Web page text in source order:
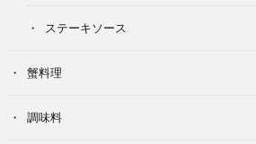
ステーキソース
蟹料理
調味料